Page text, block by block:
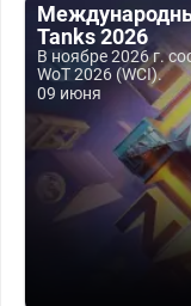
Tanks 2026
В ноябре 2026 г.
WoT 2026 (WCI).
09 июня